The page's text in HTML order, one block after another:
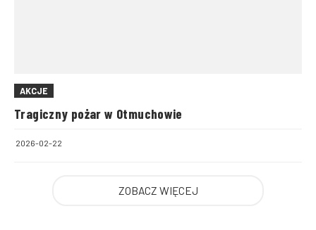
AKCJE
Tragiczny pożar w Otmuchowie
2026-02-22
ZOBACZ WIĘCEJ